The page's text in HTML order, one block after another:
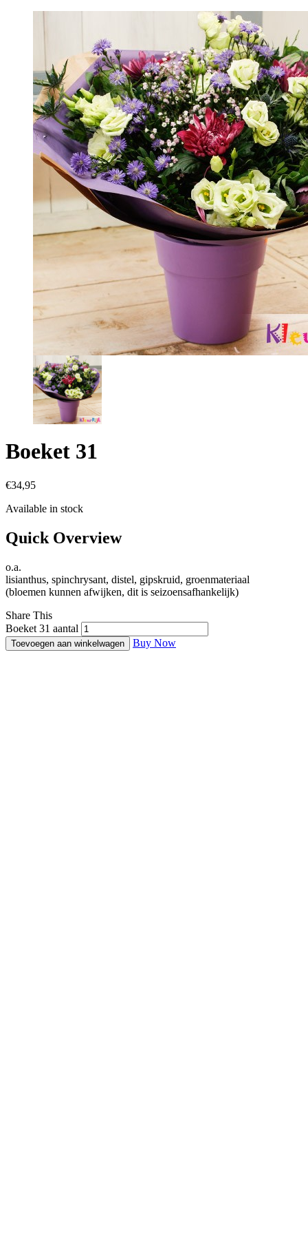
Boeket 31
€34,95
Available in stock
Quick Overview
o.a.
lisianthus, spinchrysant, distel, gipskruid, groenmateriaal
(bloemen kunnen afwijken, dit is seizoensafhankelijk)
Share This
Boeket 31 aantal
Toevoegen aan winkelwagen Buy Now